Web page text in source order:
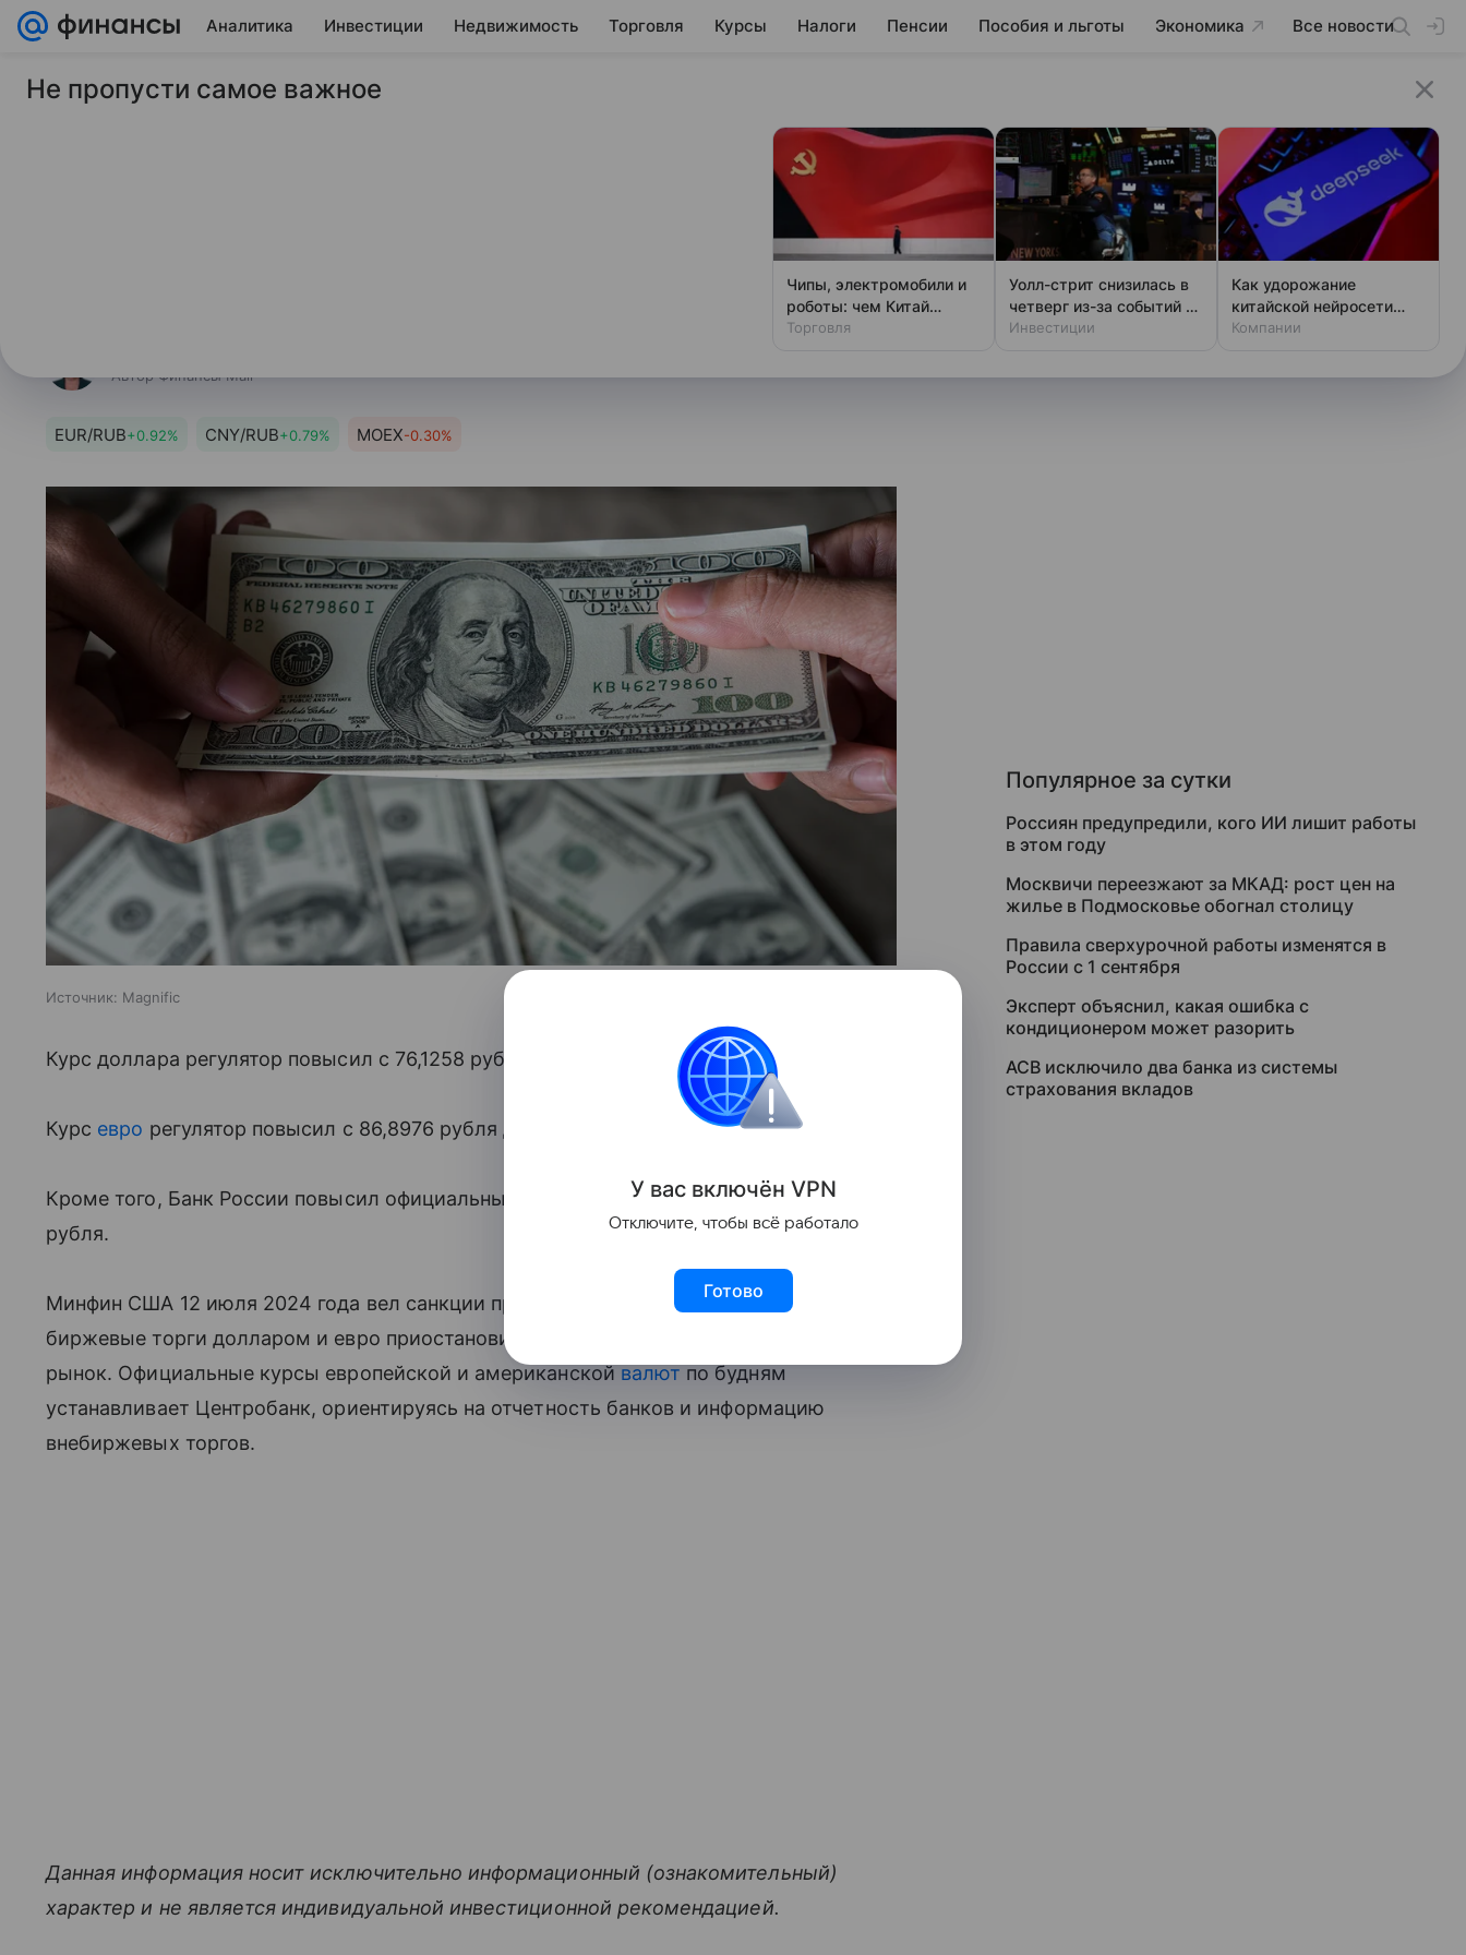
Аналитика Инвестиции Недвижимость Торговля Курсы Налоги Пенсии Пособия и льготы Экономика Все новости
8 июля 2026 Финансы Mail
Банк России повысил официальный
Регулятор опубликовал официальный курс валют на 9 июля 2026
Автор Финансы Mail
EUR/RUB+0.92% CNY/RUB+0.79% MOEX-0.30%
Источник: Magnific
Курс доллара регулятор повысил с 76,1258 рубля до 76,4026 рубля.
Курс евро регулятор повысил с 86,8976 рубля до 87,3511 рубля.
Кроме того, Банк России повысил официальный курс
с 11,2068 рубля до 11,2219
рубля.
Минфин США 12 июля 2024 года вел санкции против Московской биржи. В результате,
биржевые торги долларом и евро приостановили и перенесли на внебиржевой
рынок. Официальные курсы европейской и американскойвалютпо будням
устанавливает Центробанк, ориентируясь на отчетность банков и информацию
внебиржевых торгов.
Данная информация носит исключительно информационный (ознакомительный)
характер и не является индивидуальной инвестиционной рекомендацией.
Популярное за сутки
Россиян предупредили, кого ИИ лишит работы
в этом году
Москвичи переезжают за МКАД: рост цен на
жилье в Подмосковье обогнал столицу
Правила сверхурочной работы изменятся в
России с 1 сентября
Эксперт объяснил, какая ошибка с
кондиционером может разорить
АСВ исключило два банка из системы
страхования вкладов
Не пропусти самое важное
Чипы, электромобили и
роботы: чем Китай
удивил мир
Торговля
Уолл-стрит снизилась в
четверг из-за событий на
Ближнем Востоке и
Инвестиции
Как удорожание
китайской нейросети
повлияет на российский
Компании
У вас включён VPN
Отключите, чтобы всё работало
Готово